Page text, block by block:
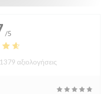
/5
1379 αξιολογήσεις